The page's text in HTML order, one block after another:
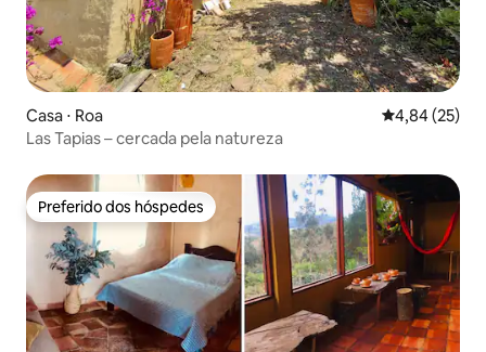
Casa ⋅ Roa 4,84 de uma
4,84 (25)
Las Tapias – cercada pela natureza
Preferido dos hóspedes
Preferido dos hóspedes